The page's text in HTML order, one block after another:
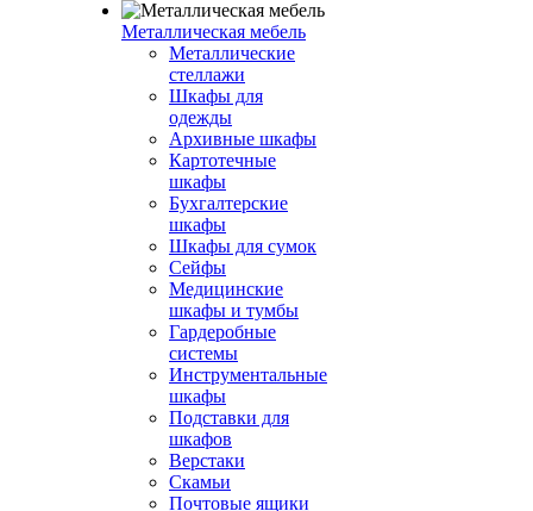
Металлическая мебель
Металлические
стеллажи
Шкафы для
одежды
Архивные шкафы
Картотечные
шкафы
Бухгалтерские
шкафы
Шкафы для сумок
Сейфы
Медицинские
шкафы и тумбы
Гардеробные
системы
Инструментальные
шкафы
Подставки для
шкафов
Верстаки
Скамьи
Почтовые ящики